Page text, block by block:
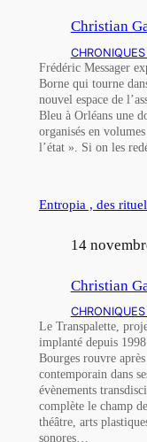
Christian
CHRONIQUES
Frédéric Messager
Borne qui tourne
nouvel espace de
Bleu à Orléans une
organisés en
l’état ». Si on les
Entropia , des
14
Christian
CHRONIQUES
Le Transpalette,
implanté depuis
Bourges rouvre
contemporain dans
évènements
complète le champ
théâtre, arts
sonores…